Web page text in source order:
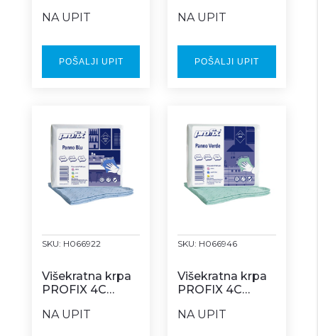
NA UPIT
POŠALJI UPIT
NA UPIT
POŠALJI UPIT
SKU: H066922
Višekratna krpa
PROFIX 4C
NA UPIT
SKU: H066946
Višekratna krpa
PROFIX 4C
NA UPIT